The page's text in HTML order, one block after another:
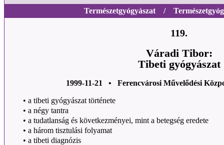
Természetgyógyászat /
119.
Váradi Tibor:
Tibeti gyógyászat
1999-11-21 • Ferencvárosi Művelődési
• a tibeti gyógyászat története
• a négy tantra
• a tudatlanság és következményei, mint a betegség eredete
• a három tisztulási folyamat
• a tibeti diagnózis